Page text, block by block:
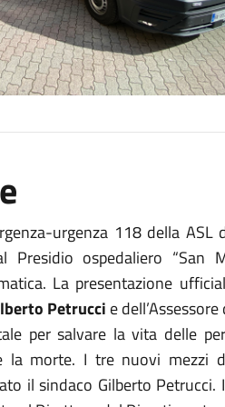
urgenza 118 della
Presidio ospedaliero “San
La presentazione
Petrucci e
per salvare la vita delle
morte. I tre nuovi mezzi
il sindaco Gilberto